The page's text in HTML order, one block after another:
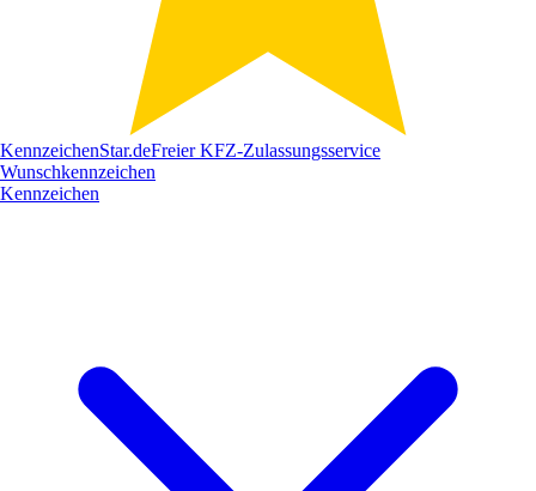
KennzeichenStar.deFreier KFZ-Zulassungsservice
Wunschkennzeichen
Kennzeichen